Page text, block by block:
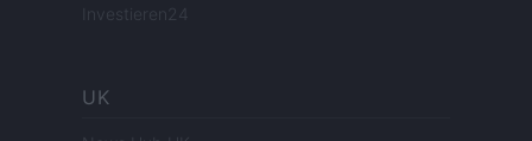
Investieren24
UK